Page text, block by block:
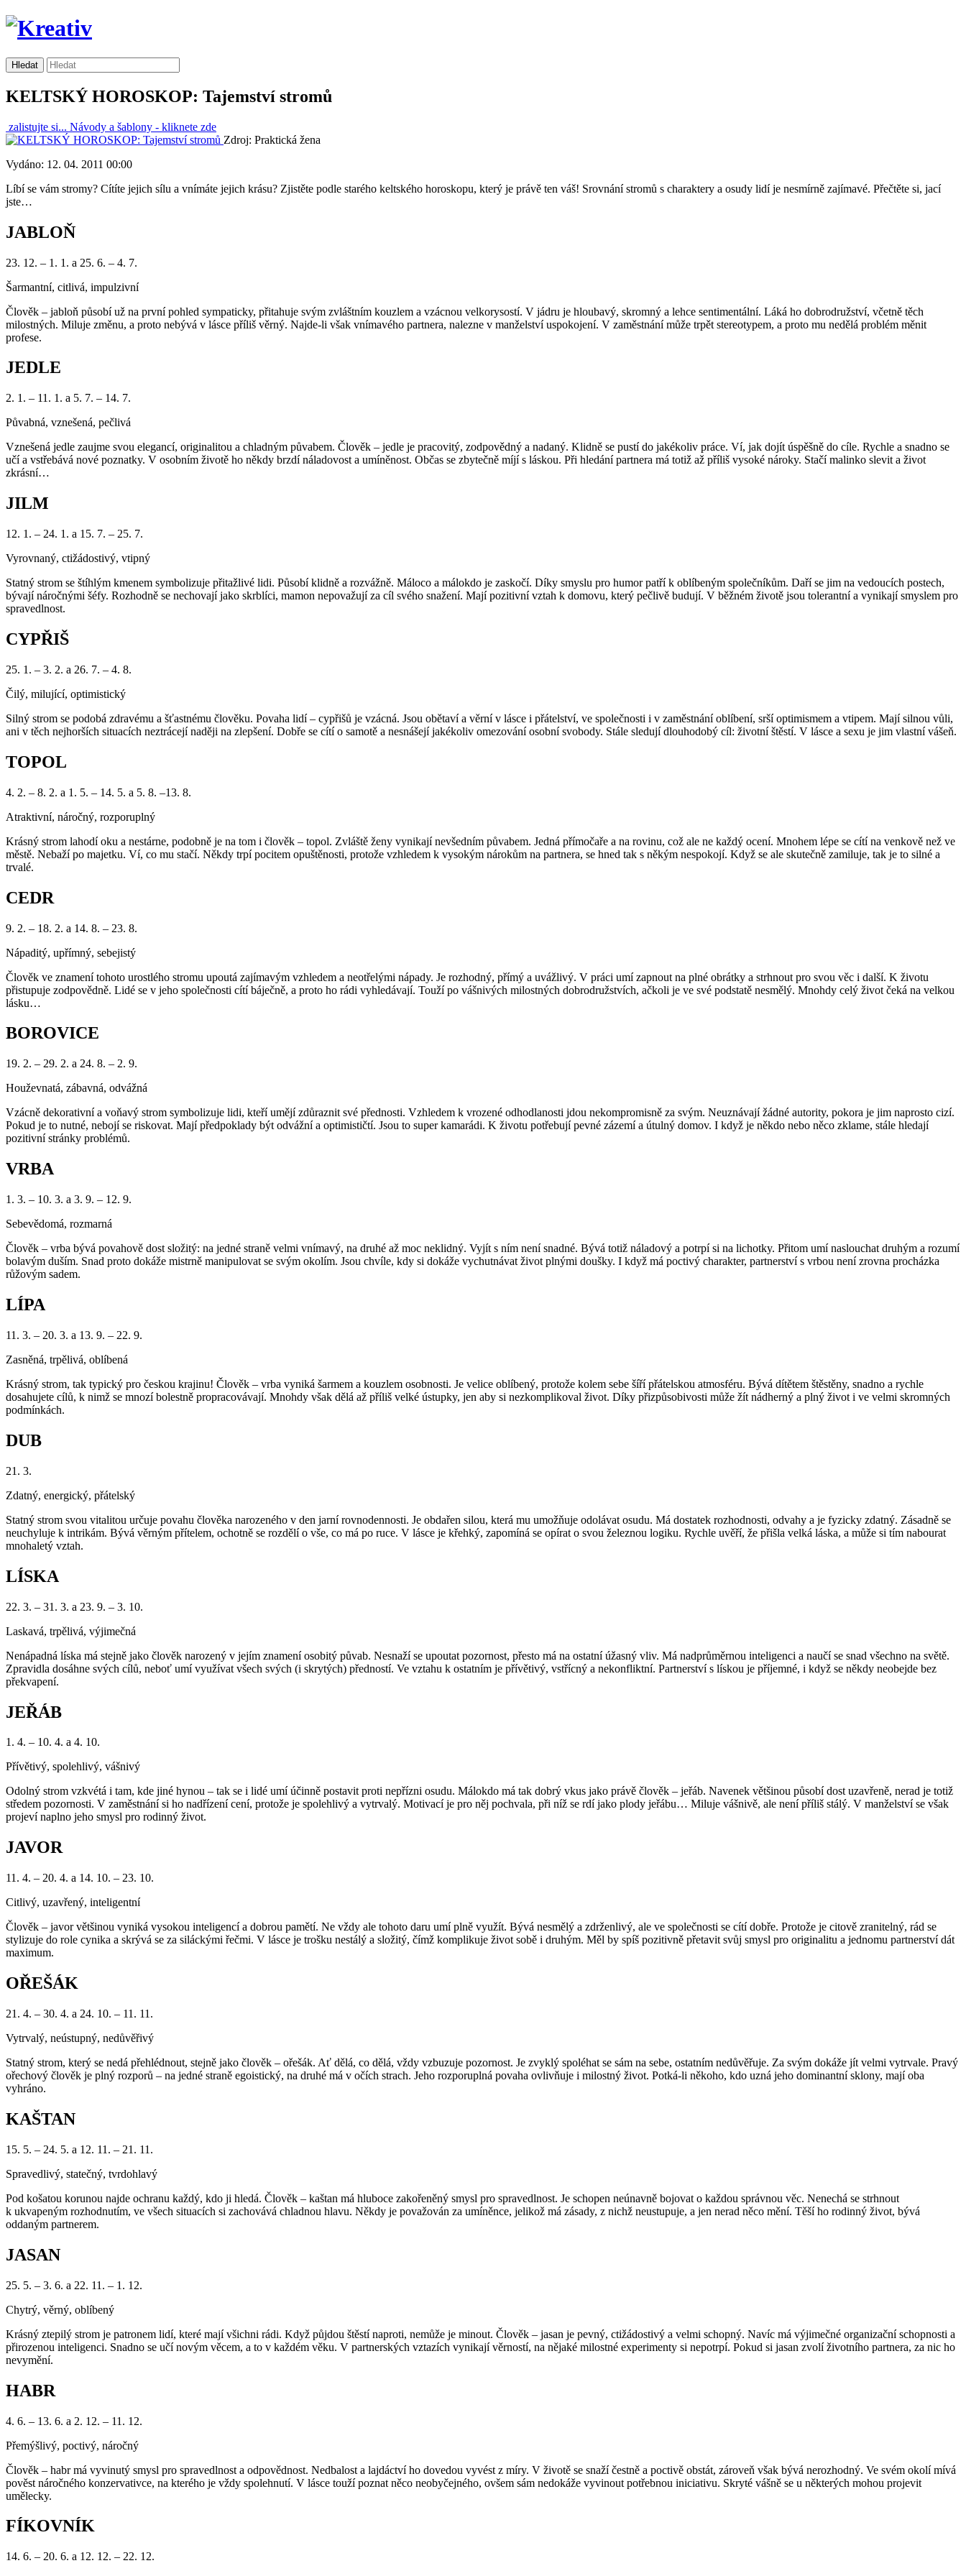
KELTSKÝ HOROSKOP: Tajemství stromů
zalistujte si... Návody a šablony - kliknete zde
Zdroj: Praktická žena
Vydáno: 12. 04. 2011 00:00
Líbí se vám stromy? Cítíte jejich sílu a vnímáte jejich krásu? Zjistěte podle starého keltského horoskopu, který je právě ten váš! Srovnání stromů s charaktery a osudy lidí je nesmírně zajímavé. Přečtěte si, jací
jste…
JABLOŇ
23. 12. – 1. 1. a 25. 6. – 4. 7.
Šarmantní, citlivá, impulzivní
Člověk – jabloň působí už na první pohled sympaticky, přitahuje svým zvláštním kouzlem a vzácnou velkorysostí. V jádru je hloubavý, skromný a lehce sentimentální. Láká ho dobrodružství, včetně těch
milostných. Miluje změnu, a proto nebývá v lásce příliš věrný. Najde-li však vnímavého partnera, nalezne v manželství uspokojení. V zaměstnání může trpět stereotypem, a proto mu nedělá problém měnit
profese.
JEDLE
2. 1. – 11. 1. a 5. 7. – 14. 7.
Půvabná, vznešená, pečlivá
Vznešená jedle zaujme svou elegancí, originalitou a chladným půvabem. Člověk – jedle je pracovitý, zodpovědný a nadaný. Klidně se pustí do jakékoliv práce. Ví, jak dojít úspěšně do cíle. Rychle a snadno se
učí a vstřebává nové poznatky. V osobním životě ho někdy brzdí náladovost a umíněnost. Občas se zbytečně míjí s láskou. Při hledání partnera má totiž až příliš vysoké nároky. Stačí malinko slevit a život
zkrásní…
JILM
12. 1. – 24. 1. a 15. 7. – 25. 7.
Vyrovnaný, ctižádostivý, vtipný
Statný strom se štíhlým kmenem symbolizuje přitažlivé lidi. Působí klidně a rozvážně. Máloco a málokdo je zaskočí. Díky smyslu pro humor patří k oblíbeným společníkům. Daří se jim na vedoucích postech,
bývají náročnými šéfy. Rozhodně se nechovají jako skrblíci, mamon nepovažují za cíl svého snažení. Mají pozitivní vztah k domovu, který pečlivě budují. V běžném životě jsou tolerantní a vynikají smyslem pro
spravedlnost.
CYPŘIŠ
25. 1. – 3. 2. a 26. 7. – 4. 8.
Čilý, milující, optimistický
Silný strom se podobá zdravému a šťastnému člověku. Povaha lidí – cypřišů je vzácná. Jsou obětaví a věrní v lásce i přátelství, ve společnosti i v zaměstnání oblíbení, srší optimismem a vtipem. Mají silnou vůli,
ani v těch nejhorších situacích neztrácejí naději na zlepšení. Dobře se cítí o samotě a nesnášejí jakékoliv omezování osobní svobody. Stále sledují dlouhodobý cíl: životní štěstí. V lásce a sexu je jim vlastní vášeň.
TOPOL
4. 2. – 8. 2. a 1. 5. – 14. 5. a 5. 8. –13. 8.
Atraktivní, náročný, rozporuplný
Krásný strom lahodí oku a nestárne, podobně je na tom i člověk – topol. Zvláště ženy vynikají nevšedním půvabem. Jedná přímočaře a na rovinu, což ale ne každý ocení. Mnohem lépe se cítí na venkově než ve
městě. Nebaží po majetku. Ví, co mu stačí. Někdy trpí pocitem opuštěnosti, protože vzhledem k vysokým nárokům na partnera, se hned tak s někým nespokojí. Když se ale skutečně zamiluje, tak je to silné a
trvalé.
CEDR
9. 2. – 18. 2. a 14. 8. – 23. 8.
Nápaditý, upřímný, sebejistý
Člověk ve znamení tohoto urostlého stromu upoutá zajímavým vzhledem a neotřelými nápady. Je rozhodný, přímý a uvážlivý. V práci umí zapnout na plné obrátky a strhnout pro svou věc i další. K životu
přistupuje zodpovědně. Lidé se v jeho společnosti cítí báječně, a proto ho rádi vyhledávají. Touží po vášnivých milostných dobrodružstvích, ačkoli je ve své podstatě nesmělý. Mnohdy celý život čeká na velkou
lásku…
BOROVICE
19. 2. – 29. 2. a 24. 8. – 2. 9.
Houževnatá, zábavná, odvážná
Vzácně dekorativní a voňavý strom symbolizuje lidi, kteří umějí zdůraznit své přednosti. Vzhledem k vrozené odhodlanosti jdou nekompromisně za svým. Neuznávají žádné autority, pokora je jim naprosto cizí.
Pokud je to nutné, nebojí se riskovat. Mají předpoklady být odvážní a optimističtí. Jsou to super kamarádi. K životu potřebují pevné zázemí a útulný domov. I když je někdo nebo něco zklame, stále hledají
pozitivní stránky problémů.
VRBA
1. 3. – 10. 3. a 3. 9. – 12. 9.
Sebevědomá, rozmarná
Člověk – vrba bývá povahově dost složitý: na jedné straně velmi vnímavý, na druhé až moc neklidný. Vyjít s ním není snadné. Bývá totiž náladový a potrpí si na lichotky. Přitom umí naslouchat druhým a rozumí
bolavým duším. Snad proto dokáže mistrně manipulovat se svým okolím. Jsou chvíle, kdy si dokáže vychutnávat život plnými doušky. I když má poctivý charakter, partnerství s vrbou není zrovna procházka
růžovým sadem.
LÍPA
11. 3. – 20. 3. a 13. 9. – 22. 9.
Zasněná, trpělivá, oblíbená
Krásný strom, tak typický pro českou krajinu! Člověk – vrba vyniká šarmem a kouzlem osobnosti. Je velice oblíbený, protože kolem sebe šíří přátelskou atmosféru. Bývá dítětem štěstěny, snadno a rychle
dosahujete cílů, k nimž se mnozí bolestně propracovávají. Mnohdy však dělá až příliš velké ústupky, jen aby si nezkomplikoval život. Díky přizpůsobivosti může žít nádherný a plný život i ve velmi skromných
podmínkách.
DUB
21. 3.
Zdatný, energický, přátelský
Statný strom svou vitalitou určuje povahu člověka narozeného v den jarní rovnodennosti. Je obdařen silou, která mu umožňuje odolávat osudu. Má dostatek rozhodnosti, odvahy a je fyzicky zdatný. Zásadně se
neuchyluje k intrikám. Bývá věrným přítelem, ochotně se rozdělí o vše, co má po ruce. V lásce je křehký, zapomíná se opírat o svou železnou logiku. Rychle uvěří, že přišla velká láska, a může si tím nabourat
mnohaletý vztah.
LÍSKA
22. 3. – 31. 3. a 23. 9. – 3. 10.
Laskavá, trpělivá, výjimečná
Nenápadná líska má stejně jako člověk narozený v jejím znamení osobitý půvab. Nesnaží se upoutat pozornost, přesto má na ostatní úžasný vliv. Má nadprůměrnou inteligenci a naučí se snad všechno na světě.
Zpravidla dosáhne svých cílů, neboť umí využívat všech svých (i skrytých) předností. Ve vztahu k ostatním je přívětivý, vstřícný a nekonfliktní. Partnerství s lískou je příjemné, i když se někdy neobejde bez
překvapení.
JEŘÁB
1. 4. – 10. 4. a 4. 10.
Přívětivý, spolehlivý, vášnivý
Odolný strom vzkvétá i tam, kde jiné hynou – tak se i lidé umí účinně postavit proti nepřízni osudu. Málokdo má tak dobrý vkus jako právě člověk – jeřáb. Navenek většinou působí dost uzavřeně, nerad je totiž
středem pozornosti. V zaměstnání si ho nadřízení cení, protože je spolehlivý a vytrvalý. Motivací je pro něj pochvala, při níž se rdí jako plody jeřábu… Miluje vášnivě, ale není příliš stálý. V manželství se však
projeví naplno jeho smysl pro rodinný život.
JAVOR
11. 4. – 20. 4. a 14. 10. – 23. 10.
Citlivý, uzavřený, inteligentní
Člověk – javor většinou vyniká vysokou inteligencí a dobrou pamětí. Ne vždy ale tohoto daru umí plně využít. Bývá nesmělý a zdrženlivý, ale ve společnosti se cítí dobře. Protože je citově zranitelný, rád se
stylizuje do role cynika a skrývá se za siláckými řečmi. V lásce je trošku nestálý a složitý, čímž komplikuje život sobě i druhým. Měl by spíš pozitivně přetavit svůj smysl pro originalitu a jednomu partnerství dát
maximum.
OŘEŠÁK
21. 4. – 30. 4. a 24. 10. – 11. 11.
Vytrvalý, neústupný, nedůvěřivý
Statný strom, který se nedá přehlédnout, stejně jako člověk – ořešák. Ať dělá, co dělá, vždy vzbuzuje pozornost. Je zvyklý spoléhat se sám na sebe, ostatním nedůvěřuje. Za svým dokáže jít velmi vytrvale. Pravý
ořechový člověk je plný rozporů – na jedné straně egoistický, na druhé má v očích strach. Jeho rozporuplná povaha ovlivňuje i milostný život. Potká-li někoho, kdo uzná jeho dominantní sklony, mají oba
vyhráno.
KAŠTAN
15. 5. – 24. 5. a 12. 11. – 21. 11.
Spravedlivý, statečný, tvrdohlavý
Pod košatou korunou najde ochranu každý, kdo ji hledá. Člověk – kaštan má hluboce zakořeněný smysl pro spravedlnost. Je schopen neúnavně bojovat o každou správnou věc. Nenechá se strhnout
k ukvapeným rozhodnutím, ve všech situacích si zachovává chladnou hlavu. Někdy je považován za umíněnce, jelikož má zásady, z nichž neustupuje, a jen nerad něco mění. Těší ho rodinný život, bývá
oddaným partnerem.
JASAN
25. 5. – 3. 6. a 22. 11. – 1. 12.
Chytrý, věrný, oblíbený
Krásný ztepilý strom je patronem lidí, které mají všichni rádi. Když půjdou štěstí naproti, nemůže je minout. Člověk – jasan je pevný, ctižádostivý a velmi schopný. Navíc má výjimečné organizační schopnosti a
přirozenou inteligenci. Snadno se učí novým věcem, a to v každém věku. V partnerských vztazích vynikají věrností, na nějaké milostné experimenty si nepotrpí. Pokud si jasan zvolí životního partnera, za nic ho
nevymění.
HABR
4. 6. – 13. 6. a 2. 12. – 11. 12.
Přemýšlivý, poctivý, náročný
Člověk – habr má vyvinutý smysl pro spravedlnost a odpovědnost. Nedbalost a lajdáctví ho dovedou vyvést z míry. V životě se snaží čestně a poctivě obstát, zároveň však bývá nerozhodný. Ve svém okolí mívá
pověst náročného konzervativce, na kterého je vždy spolehnutí. V lásce touží poznat něco neobyčejného, ovšem sám nedokáže vyvinout potřebnou iniciativu. Skryté vášně se u některých mohou projevit
umělecky.
FÍKOVNÍK
14. 6. – 20. 6. a 12. 12. – 22. 12.